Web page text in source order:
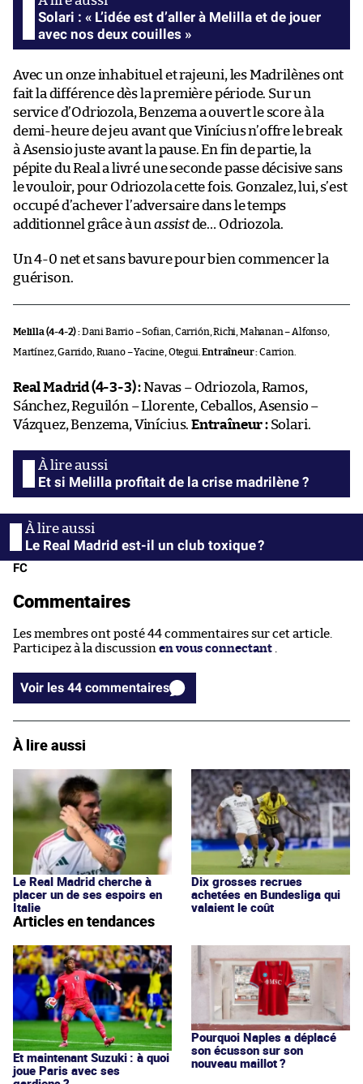
Solari : « L’idée est d’aller à Melilla et de jouer
avec nos deux couilles »
Avec un onze inhabituel et rajeuni, les Madrilènes ont
fait la différence dès la première période. Sur un
service d’Odriozola, Benzema a ouvert le score à la
demi-heure de jeu avant que Vinícius n’offre le break
à Asensio juste avant la pause. En fin de partie, la
pépite du Real a livré une seconde passe décisive sans
le vouloir, pour Odriozola cette fois. Gonzalez, lui, s’est
occupé d’achever l’adversaire dans le temps
additionnel grâce à un assistde… Odriozola.
Un 4-0 net et sans bavure pour bien commencer la
guérison.
Melilla (4-4-2) :Dani Barrio – Sofian, Carrión, Richi, Mahanan – Alfonso,
Martínez, Garrido, Ruano – Yacine, Otegui.Entraîneur :Carrion.
Real Madrid (4-3-3) :Navas – Odriozola, Ramos,
Sánchez, Reguilón – Llorente, Ceballos, Asensio –
Vázquez, Benzema, Vinícius. Entraîneur :Solari.
Et si Melilla profitait de la crise madrilène ?
Le Real Madrid est-il un club toxique ?
FC
Commentaires
Les membres ont posté 44 commentaires sur cet article.
Participez à la discussion en vous connectant
Voir les 44 commentaires
À lire aussi
Le Real Madrid cherche à
placer un de ses espoirs en
Italie
Dix grosses recrues
achetées en Bundesliga qui
valaient le coût
Articles en tendances
Et maintenant Suzuki : à quoi
joue Paris avec ses
Pourquoi Naples a déplacé
son écusson sur son
nouveau maillot ?